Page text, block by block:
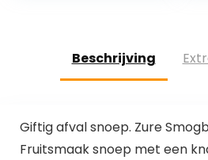
Beschrijving
Giftig afval snoep. Zure
Fruitsmaak snoep met een